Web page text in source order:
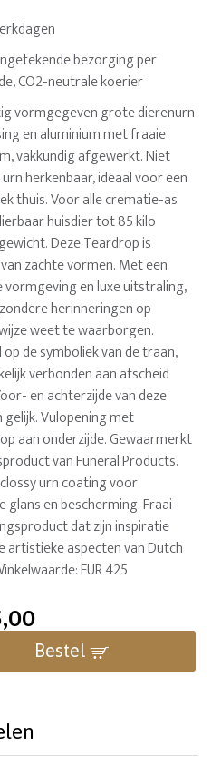
bezorging per
CO2-neutrale koerier
vormgegeven grote dierenurn
en aluminium met fraaie
vakkundig afgewerkt. Niet
herkenbaar, ideaal voor een
thuis. Voor alle crematie-as
huisdier tot 85 kilo
Deze Teardrop is
zachte vormen. Met een
en luxe uitstraling,
herinneringen op
weet te waarborgen.
op de symboliek van de traan,
verbonden aan afscheid
en achterzijde van deze
gelijk. Vulopening met
aan onderzijde. Gewaarmerkt
van Funeral Products.
urn coating voor
glans en bescherming. Fraai
dat zijn inspiratie
artistieke aspecten van Dutch
EUR 425
Bestel